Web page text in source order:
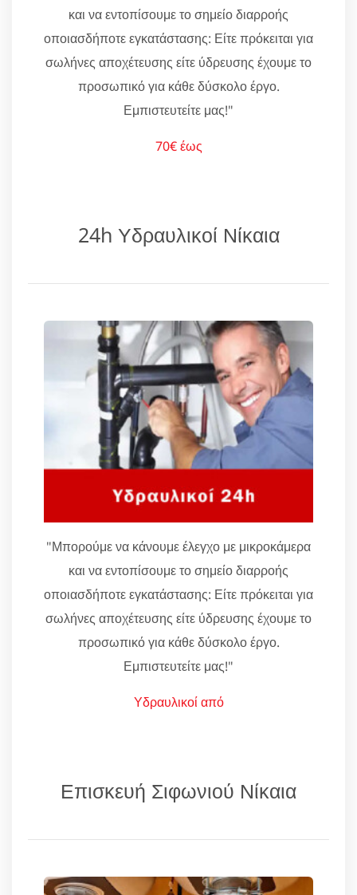
και να εντοπίσουμε το σημείο διαρροής
οποιασδήποτε εγκατάστασης: Είτε πρόκειται για
σωλήνες αποχέτευσης είτε ύδρευσης έχουμε το
προσωπικό για κάθε δύσκολο έργο.
Εμπιστευτείτε μας!"
70€ έως
24h Υδραυλικοί Νίκαια
"Μπορούμε να κάνουμε έλεγχο με μικροκάμερα
και να εντοπίσουμε το σημείο διαρροής
οποιασδήποτε εγκατάστασης: Είτε πρόκειται για
σωλήνες αποχέτευσης είτε ύδρευσης έχουμε το
προσωπικό για κάθε δύσκολο έργο.
Εμπιστευτείτε μας!"
Υδραυλικοί από
Επισκευή Σιφωνιού Νίκαια